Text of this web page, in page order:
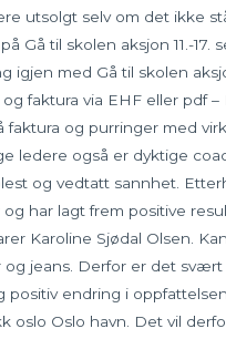
utsolgt selv om det ikke
Gå til skolen aksjon 11.-17.
igjen med Gå til skolen
faktura via EHF eller pdf
faktura og purringer med
ledere også er dyktige
og vedtatt sannhet.
har lagt frem positive
Karoline Sjødal Olsen.
og jeans. Derfor er det svært
positiv endring i
oslo Oslo havn. Det vil